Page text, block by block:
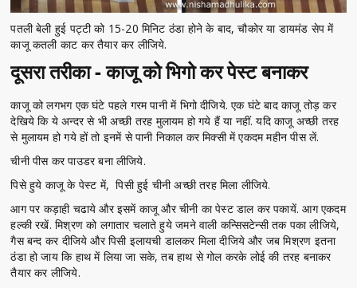
पतली बेली हुई पट्टी को 15-20 मिनिट ठंडा होने के बाद, चौकोर या डायमंड सेप में
काजू कतली काट कर तैयार कर लीजिये.
दूसरा तरीका - काजू को भिगो कर पेस्ट बनाकर
काजू को लगभग एक घंटे पहले गरम पानी में भिगो दीजिये. एक घंटे बाद काजू तोड़ कर
देखिये कि ये अन्दर से भी अच्छी तरह मुलायम हो गये हैं या नहीं. यदि काजू अच्छी तरह
से मुलायम हो गये हों तो इनमें से पानी निकाल कर मिक्सी में एकदम महीन पीस लें.
चीनी पीस कर पाउडर बना लीजिये.
पिसे हुये काजू के पेस्ट में, पिसी हुई चीनी अच्छी तरह मिला लीजिये.
आग पर कड़ाही चढाये और इसमें काजू और चीनी का पेस्ट डाल कर पकायें. आग एकदम
हल्की रखें. मिश्रण को लगातार चलाते हुये जमने वाली कन्सिसटेन्सी तक पका लीजिये,
गैस बन्द कर दीजिये और पिसी इलायची डालकर मिला दीजिये और जब मिश्रण इतना
ठंडा हो जाय कि हाथ में लिया जा सके, तब हाथ से गोल करके लोई की तरह बनाकर
तैयार कर लीजिये.